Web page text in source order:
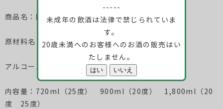
商品名：匠蔵
原材料名：甘藷、米麹
アルコール分：20度 25度
内容量：720ml（25度） 900ml（20度） 1,800ml（20
度 25度）
-----
未成年の飲酒は法律で禁じられていま
す。
20歳未満へのお客様へのお酒の販売はい
たしません。